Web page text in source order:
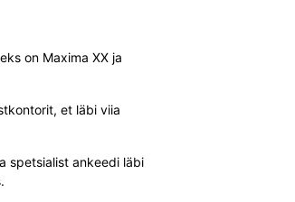
on Maxima XX ja
et läbi viia
spetsialist ankeedi läbi